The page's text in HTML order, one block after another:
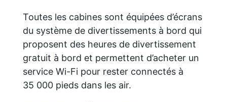
Toutes les cabines sont équipées d’écrans
du système de divertissements à bord qui
proposent des heures de divertissement
gratuit à bord et permettent d’acheter un
service Wi-Fi pour rester connectés à
35 000 pieds dans les air.